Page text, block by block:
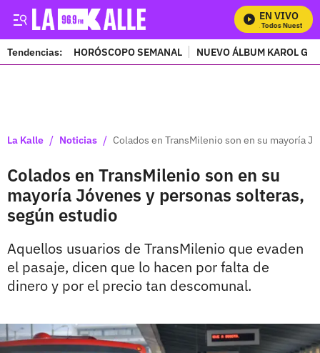
EN VIVO
Mira Todos Nuestros
Tendencias: HORÓSCOPO SEMANAL NUEVO ÁLBUM KAROL G
La Kalle / Noticias / Colados en TransMilenio son en su mayoría
Colados en TransMilenio son en su
mayoría Jóvenes y personas solteras,
según estudio
Aquellos usuarios de TransMilenio que evaden
el pasaje, dicen que lo hacen por falta de
dinero y por el precio tan descomunal.